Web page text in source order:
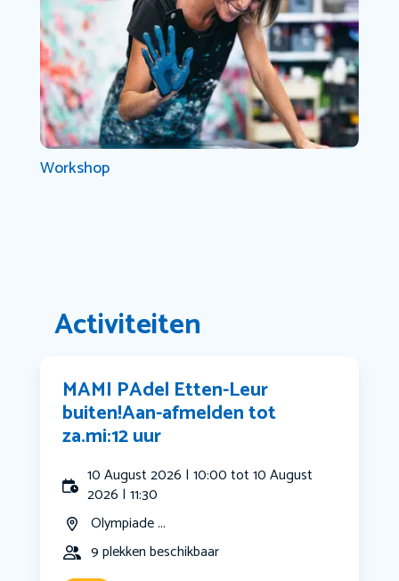
Workshop
Activiteiten
MAMI PAdel Etten-Leur
buiten!Aan-afmelden tot
za.mi:12 uur
10 August 2026 | 10:00 tot 10 August
2026 | 11:30
Olympiade ...
9 plekken beschikbaar